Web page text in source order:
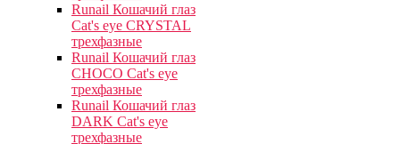
Runail Кошачий глаз
Cat's eye СRYSTAL
трехфазные
Runail Кошачий глаз
CHOCO Cat's eye
трехфазные
Runail Кошачий глаз
DARK Cat's eye
трехфазные